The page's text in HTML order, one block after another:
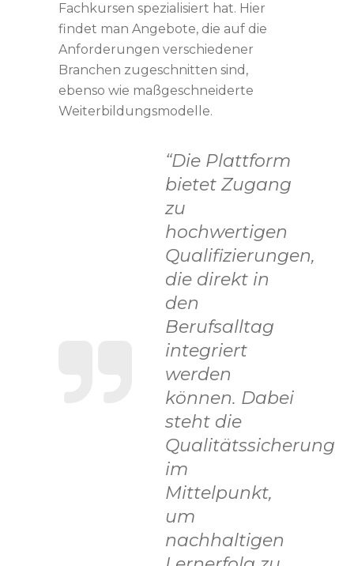
Fachkursen spezialisiert hat. Hier
findet man Angebote, die auf die
Anforderungen verschiedener
Branchen zugeschnitten sind,
ebenso wie maßgeschneiderte
Weiterbildungsmodelle.
“Die Plattform
bietet Zugang
zu
hochwertigen
Qualifizierungen,
die direkt in
den
Berufsalltag
integriert
werden
können. Dabei
steht die
Qualitätssicherung
im
Mittelpunkt,
um
nachhaltigen